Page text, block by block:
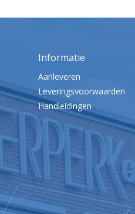
Informatie
Aanleveren
Leveringsvoorwaarden
Handleidingen